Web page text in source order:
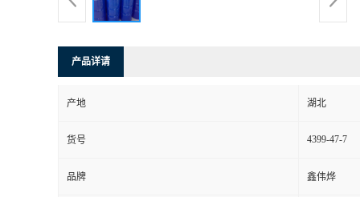
产品详请
产地 湖北
货号 4399-47-7
品牌 鑫伟烨